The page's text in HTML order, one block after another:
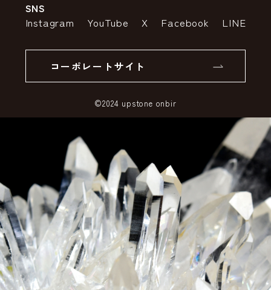
特定商取引法の表示
SSLサーバー証明書とは
SNS
Instagram YouTube X Facebook LINE
コーポレートサイト
©2024 upstone onbir